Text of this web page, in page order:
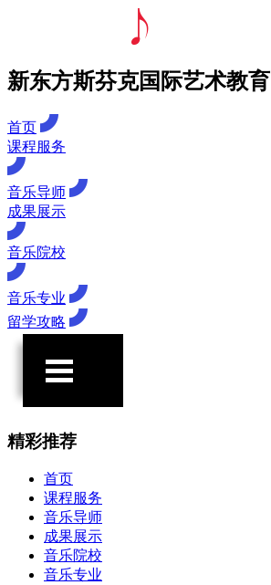
新东方斯芬克国际艺术教育
首页
课程服务
音乐导师
成果展示
音乐院校
音乐专业
留学攻略
精彩推荐
首页
课程服务
音乐导师
成果展示
音乐院校
音乐专业